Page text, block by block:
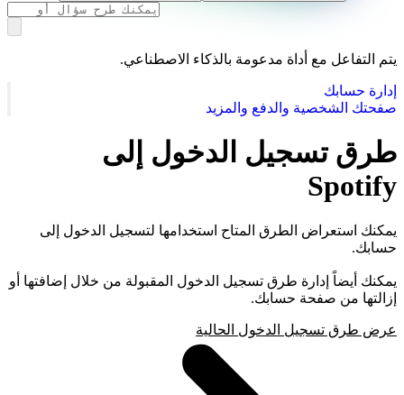
يتم التفاعل مع أداة مدعومة بالذكاء الاصطناعي.
إدارة حسابك
صفحتك الشخصية والدفع والمزيد
طرق تسجيل الدخول إلى
Spotify
يمكنك استعراض الطرق المتاح استخدامها لتسجيل الدخول إلى
حسابك.
يمكنك أيضاً إدارة طرق تسجيل الدخول المقبولة من خلال إضافتها أو
إزالتها من صفحة حسابك.
عرض طرق تسجيل الدخول الحالية